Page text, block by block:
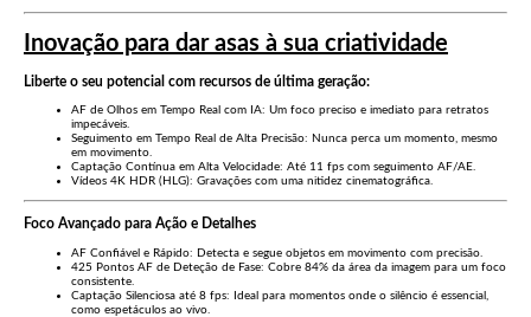
Inovação para dar asas à sua criatividade
Liberte o seu potencial com recursos de última geração:
AF de Olhos em Tempo Real com IA: Um foco preciso e imediato para retratos
impecáveis.
Seguimento em Tempo Real de Alta Precisão: Nunca perca um momento, mesmo
em movimento.
Captação Contínua em Alta Velocidade: Até 11 fps com seguimento AF/AE.
Vídeos 4K HDR (HLG): Gravações com uma nitidez cinematográfica.
Foco Avançado para Ação e Detalhes
AF Confiável e Rápido: Detecta e segue objetos em movimento com precisão.
425 Pontos AF de Deteção de Fase: Cobre 84% da área da imagem para um foco
consistente.
Captação Silenciosa até 8 fps: Ideal para momentos onde o silêncio é essencial,
como espetáculos ao vivo.